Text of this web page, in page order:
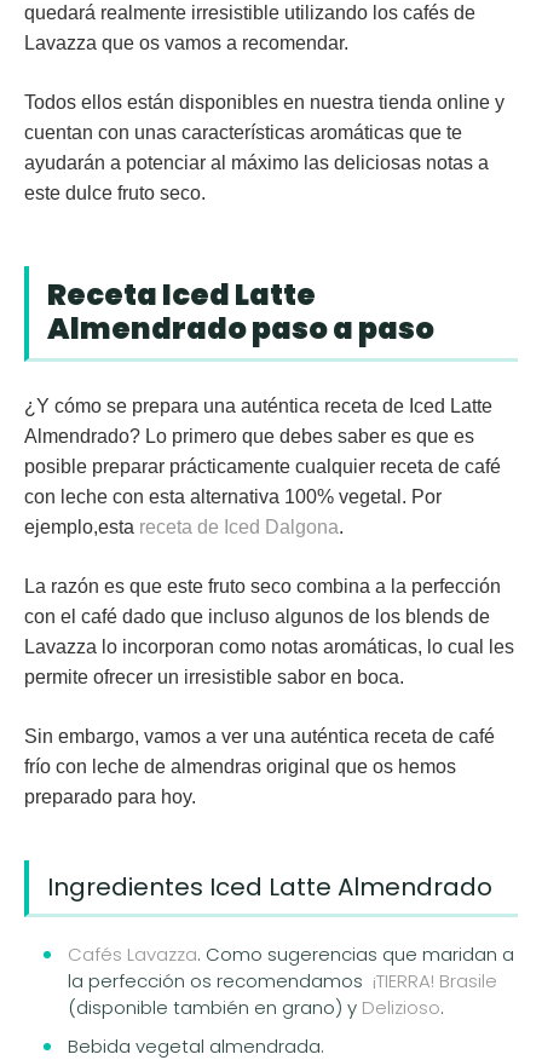
quedará realmente irresistible utilizando los cafés de
Lavazza que os vamos a recomendar.
Todos ellos están disponibles en nuestra tienda online y
cuentan con unas características aromáticas que te
ayudarán a potenciar al máximo las deliciosas notas a
este dulce fruto seco.
Receta Iced Latte
Almendrado paso a paso
¿Y cómo se prepara una auténtica receta de Iced Latte
Almendrado? Lo primero que debes saber es que es
posible preparar prácticamente cualquier receta de café
con leche con esta alternativa 100% vegetal. Por
ejemplo,esta receta de Iced Dalgona.
La razón es que este fruto seco combina a la perfección
con el café dado que incluso algunos de los blends de
Lavazza lo incorporan como notas aromáticas, lo cual les
permite ofrecer un irresistible sabor en boca.
Sin embargo, vamos a ver una auténtica receta de café
frío con leche de almendras original que os hemos
preparado para hoy.
Ingredientes Iced Latte Almendrado
Cafés Lavazza. Como sugerencias que maridan a
la perfección os recomendamos ¡TIERRA! Brasile
(disponible también en grano) y Delizioso.
Bebida vegetal almendrada.